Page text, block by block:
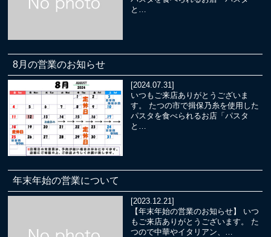
と…
8月の営業のお知らせ
[2024.07.31]
いつもご来店ありがとうございま
す。 たつの市で揖保乃糸を使用した
パスタを食べられるお店「パスタ
と…
年末年始の営業について
[2023.12.21]
【年末年始の営業のお知らせ】 いつ
もご来店ありがとうございます。 た
つので中華やイタリアン、…